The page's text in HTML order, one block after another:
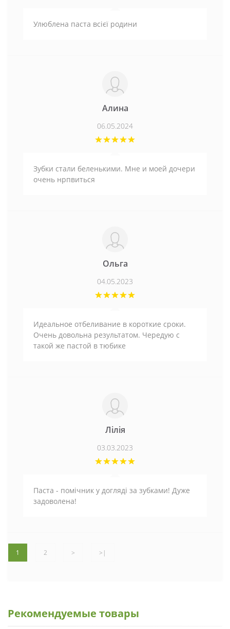
Улюблена паста всієї родини
Алина
06.05.2024
Зубки стали беленькими. Мне и моей дочери
очень нрпвиться
Ольга
04.05.2023
Идеальное отбеливание в короткие сроки.
Очень довольна результатом. Чередую с
такой же пастой в тюбике
Лілія
03.03.2023
Паста - помічник у догляді за зубками! Дуже
задоволена!
1 2 > >|
Рекомендуемые товары